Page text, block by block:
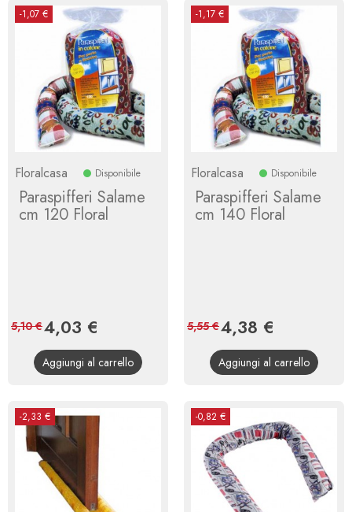
-1,07 €
Floralcasa Disponibile
Paraspifferi Salame
cm 120 Floral
Prezzo
4,03 €
base
5,10 €
Aggiungi al carrello
-1,17 €
Floralcasa Disponibile
Paraspifferi Salame
cm 140 Floral
Prezzo
4,38 €
base
5,55 €
Aggiungi al carrello
-2,33 € -0,82 €